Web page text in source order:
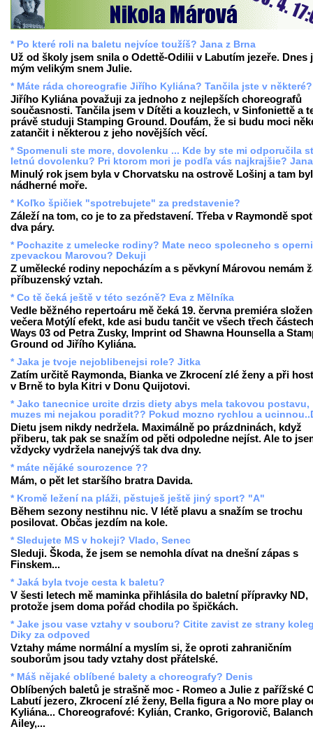
* Po které roli na baletu nejvíce toužíš? Jana z Brna
Už od školy jsem snila o Odettě-Odilii v Labutím jezeře. Dnes
mým velikým snem Julie.
* Máte ráda choreografie Jiřího Kyliána? Tančila jste v některé?
Jiřího Kyliána považuji za jednoho z nejlepších choreografů
současnosti. Tančila jsem v Dítěti a kouzlech, v Sinfoniettě a
právě studuji Stamping Ground. Doufám, že si budu moci
zatančit i některou z jeho novějších věcí.
* Spomenuli ste more, dovolenku ... Kde by ste mi odporučila
letnú dovolenku? Pri ktorom mori je podľa vás najkrajšie?
Minulý rok jsem byla v Chorvatsku na ostrově Lošinj a tam
nádherné moře.
* Koľko špičiek "spotrebujete" za predstavenie?
Záleží na tom, co je to za představení. Třeba v Raymondě
dva páry.
* Pochazite z umelecke rodiny? Mate neco spolecneho s operni
zpevackou Marovou? Dekuji
Z umělecké rodiny nepocházím a s pěvkyní Márovou nemám
příbuzenský vztah.
* Co tě čeká ještě v této sezóně? Eva z Mělníka
Vedle běžného repertoáru mě čeká 19. června premiéra
večera Motýlí efekt, kde asi budu tančit ve všech třech
Ways 03 od Petra Zusky, Imprint od Shawna Hounsella a
Ground od Jiřího Kyliána.
* Jaka je tvoje nejoblibenejsi role? Jitka
Zatím určitě Raymonda, Bianka ve Zkrocení zlé ženy a při
v Brně to byla Kitri v Donu Quijotovi.
* Jako tanecnice urcite drzis diety abys mela takovou postavu,
muzes mi nejakou poradit?? Pokud mozno rychlou a
Dietu jsem nikdy nedržela. Maximálně po prázdninách, když
přiberu, tak pak se snažím od pěti odpoledne nejíst. Ale to
vždycky vydržela nanejvýš tak dva dny.
* máte nějáké sourozence ??
Mám, o pět let staršího bratra Davida.
* Kromě ležení na pláži, pěstuješ ještě jiný sport? "A"
Během sezony nestihnu nic. V létě plavu a snažím se trochu
posilovat. Občas jezdím na kole.
* Sledujete MS v hokeji? Vlado, Senec
Sleduji. Škoda, že jsem se nemohla dívat na dnešní zápas s
Finskem...
* Jaká byla tvoje cesta k baletu?
V šesti letech mě maminka přihlásila do baletní přípravky ND,
protože jsem doma pořád chodila po špičkách.
* Jake jsou vase vztahy v souboru? Citite zavist ze strany
Diky za odpoved
Vztahy máme normální a myslím si, že oproti zahraničním
souborům jsou tady vztahy dost přátelské.
* Máš nějaké oblíbené balety a choreografy? Denis
Oblíbených baletů je strašně moc - Romeo a Julie z pařížské
Labutí jezero, Zkrocení zlé ženy, Bella figura a No more play
Kyliána... Choreografové: Kylián, Cranko, Grigorovič,
Ailey,...